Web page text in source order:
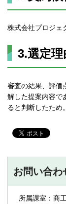
株式会社プロジェ
3.選定理
審査の結果、評価
解した提案内容で
ると判断したため。
お問い合わ
所属課室：商